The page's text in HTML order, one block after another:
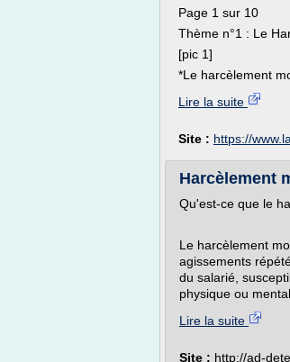
Page 1 sur 10
Thème n°1 : Le
[pic 1]
*Le harcèlement
Lire la suite
Site : https://
Harcèlement
Qu'est-ce que le
Le harcèlement
agissements
du salarié,
physique ou
Lire la suite
Site : http://ad-